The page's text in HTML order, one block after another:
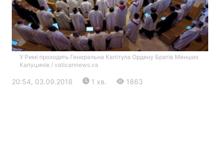
У Римі проходить Генеральна Капітула Ордену Братів Менших
Капуцинів / vaticannews.va
20:54, 03.09.2018 1 хв. 1863